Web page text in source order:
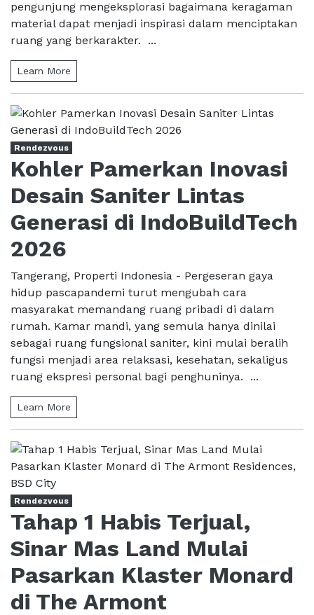
pengunjung mengeksplorasi bagaimana keragaman
material dapat menjadi inspirasi dalam menciptakan
ruang yang berkarakter. ...
Learn More
Rendezvous
Kohler Pamerkan Inovasi
Desain Saniter Lintas
Generasi di IndoBuildTech
2026
Tangerang, Properti Indonesia - Pergeseran gaya
hidup pascapandemi turut mengubah cara
masyarakat memandang ruang pribadi di dalam
rumah. Kamar mandi, yang semula hanya dinilai
sebagai ruang fungsional saniter, kini mulai beralih
fungsi menjadi area relaksasi, kesehatan, sekaligus
ruang ekspresi personal bagi penghuninya. ...
Learn More
Rendezvous
Tahap 1 Habis Terjual,
Sinar Mas Land Mulai
Pasarkan Klaster Monard
di The Armont